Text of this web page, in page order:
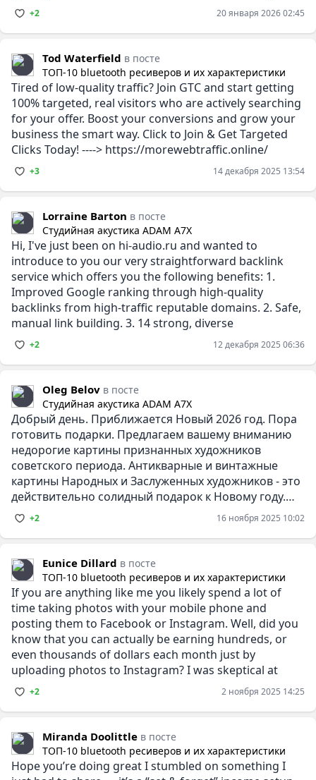
+2 20 января 2026 02:45
Tod Waterfield в посте
ТОП-10 bluetooth ресиверов и их характеристики
Tired of low-quality traffic? Join GTC and start getting
100% targeted, real visitors who are actively searching
for your offer. Boost your conversions and grow your
business the smart way. Click to Join & Get Targeted
Clicks Today! ----> https://morewebtraffic.online/
+3 14 декабря 2025 13:54
Lorraine Barton в посте
Студийная акустика ADAM A7X
Hi, I've just been on hi-audio.ru and wanted to
introduce to you our very straightforward backlink
service which offers you the following benefits: 1.
Improved Google ranking through high-quality
backlinks from high-traffic reputable domains. 2. Safe,
manual link building. 3. 14 strong, diverse
+2 12 декабря 2025 06:36
Oleg Belov в посте
Студийная акустика ADAM A7X
Добрый день. Приближается Новый 2026 год. Пора
готовить подарки. Предлагаем вашему вниманию
недорогие картины признанных художников
советского периода. Антикварные и винтажные
картины Народных и Заслуженных художников - это
действительно солидный подарок к Новому году.
Картины можно посмотреть и
+2 16 ноября 2025 10:02
Eunice Dillard в посте
ТОП-10 bluetooth ресиверов и их характеристики
If you are anything like me you likely spend a lot of
time taking photos with your mobile phone and
posting them to Facebook or Instagram. Well, did you
know that you can actually be earning hundreds, or
even thousands of dollars each month just by
uploading photos to Instagram? I was skeptical at
+2 2 ноября 2025 14:25
Miranda Doolittle в посте
ТОП-10 bluetooth ресиверов и их характеристики
Hope you’re doing great I stumbled on something I